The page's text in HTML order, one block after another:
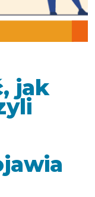
jak